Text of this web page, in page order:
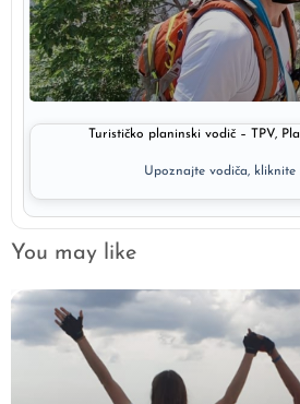
VIDEK IVAN
Turističko planinski vodič – TPV,
Upoznajte vodiča, kliknite
You may like